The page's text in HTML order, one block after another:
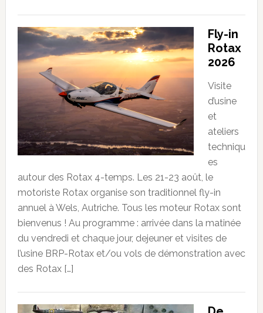
Fly-in
Rotax
2026
Visite
d’usine
et
ateliers
techniqu
es
autour des Rotax 4-temps. Les 21-23 août, le
motoriste Rotax organise son traditionnel fly-in
annuel à Wels, Autriche. Tous les moteur Rotax sont
bienvenus ! Au programme : arrivée dans la matinée
du vendredi et chaque jour, dejeuner et visites de
l’usine BRP-Rotax et/ou vols de démonstration avec
des Rotax […]